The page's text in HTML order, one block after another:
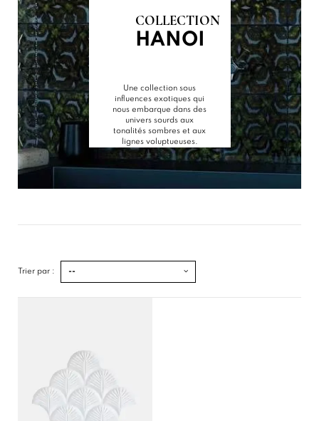
COLLECTION
HANOI
Une collection sous
influences exotiques qui
nous embarque dans des
univers sourds aux
tonalités sombres et aux
lignes voluptueuses.
Trier par : --